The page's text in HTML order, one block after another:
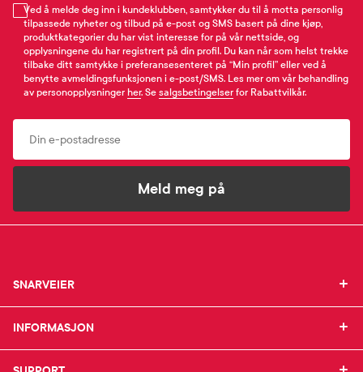
Ved å melde deg inn i kundeklubben, samtykker du til å motta personlig
tilpassede nyheter og tilbud på e-post og SMS basert på dine kjøp,
produktkategorier du har vist interesse for på vår nettside, og
opplysningene du har registrert på din profil. Du kan når som helst trekke
tilbake ditt samtykke i preferansesenteret på “Min profil” eller ved å
benytte avmeldingsfunksjonen i e-post/SMS. Les mer om vår behandling
av personopplysninger her. Se salgsbetingelser for Rabattvilkår.
Meld meg på
SNARVEIER
SNARVEIER
Mine favoritter
INFORMASJON
INFORMASJON
SUPPORT